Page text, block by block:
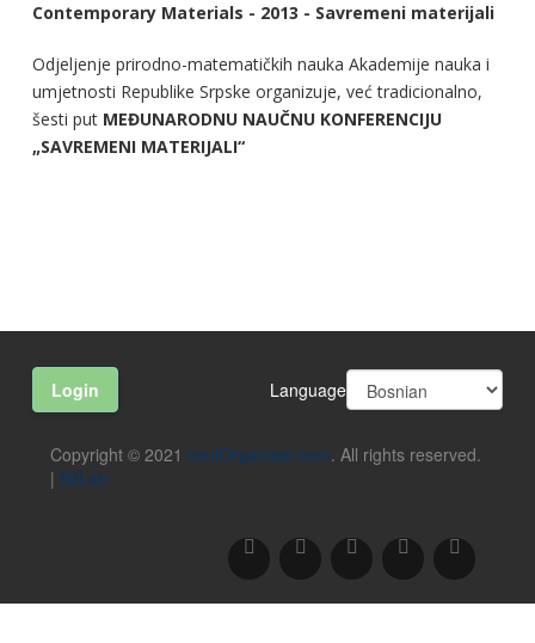
Contemporary Materials - 2013 - Savremeni materijali
Odjeljenje prirodno-matematičkih nauka Akademije nauka i
umjetnosti Republike Srpske organizuje, već tradicionalno,
šesti put MEĐUNARODNU NAUČNU KONFERENCIJU
„SAVREMENI MATERIJALI“
Login Language
Copyright © 2021 confOrganiser.com. All rights reserved.
| BitLab